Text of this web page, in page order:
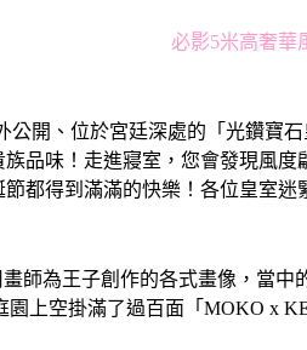
必影5米高奢華
公開、位於宮廷深處的「光鑽寶
品味！走進寢室，您會發現風
都得到滿滿的快樂！各位皇室
師為王子創作的各式畫像，當
上空掛滿了過百面「MOKO x